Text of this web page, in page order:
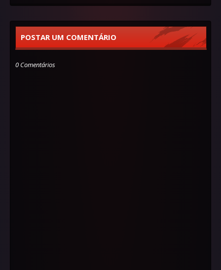
POSTAR UM COMENTÁRIO
0 Comentários